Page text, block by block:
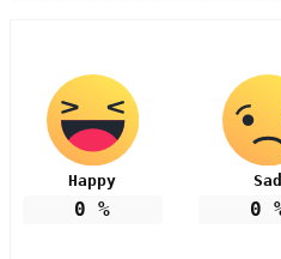
Happy
0 %
Sad
0